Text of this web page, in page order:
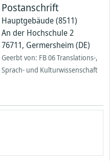
Postanschrift
Hauptgebäude (8511)
An der Hochschule 2
76711, Germersheim (DE)
Geerbt von: FB 06 Translations-,
Sprach- und Kulturwissenschaft